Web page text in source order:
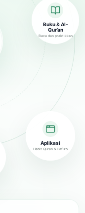
Buku & Al-
Qur’an
Baca dan praktikkan
Aplikasi
Habit Quran & Hafizo